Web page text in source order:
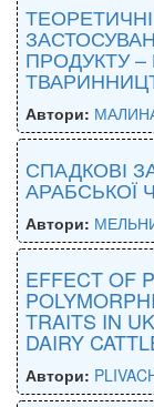
ПРОДУКТУ –
Автори:
СПАДКОВІ
АРАБСЬКОЇ
Автори:
EFFECT OF
TRAITS IN
DAIRY
Автори: